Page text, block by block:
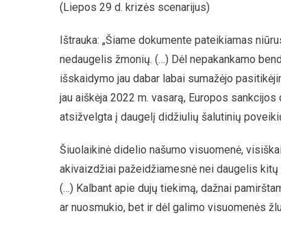
(Liepos 29 d. krizės scenarijus)
Ištrauka: „Šiame dokumente pateikiamas
nedaugelis žmonių. (…) Dėl nepakankamo
išskaidymo jau dabar labai sumažėjo
jau aiškėja 2022 m. vasarą, Europos
atsižvelgta į daugelį didžiulių šalutinių
Šiuolaikinė didelio našumo visuomenė,
akivaizdžiai pažeidžiamesnė nei daugelis
(…) Kalbant apie dujų tiekimą, dažnai
ar nuosmukio, bet ir dėl galimo visuomenės